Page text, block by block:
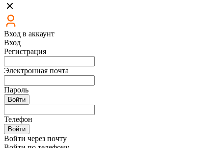
Вход в аккаунт
Вход
Регистрация
Электронная почта
Пароль
Войти
Телефон
Войти
Войти через почту